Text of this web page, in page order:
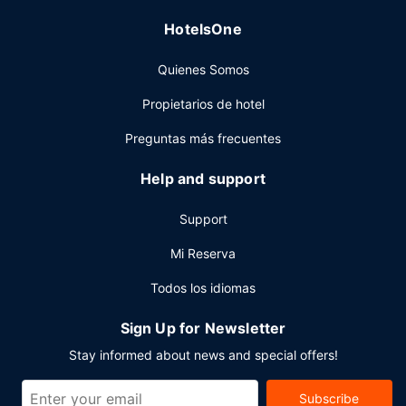
de equipaje y una lavandería a tu disposición. Se ofrece
HotelsOne
Quienes Somos
Propietarios de hotel
Preguntas más frecuentes
Help and support
Support
Mi Reserva
Todos los idiomas
Sign Up for Newsletter
Stay informed about news and special offers!
Subscribe